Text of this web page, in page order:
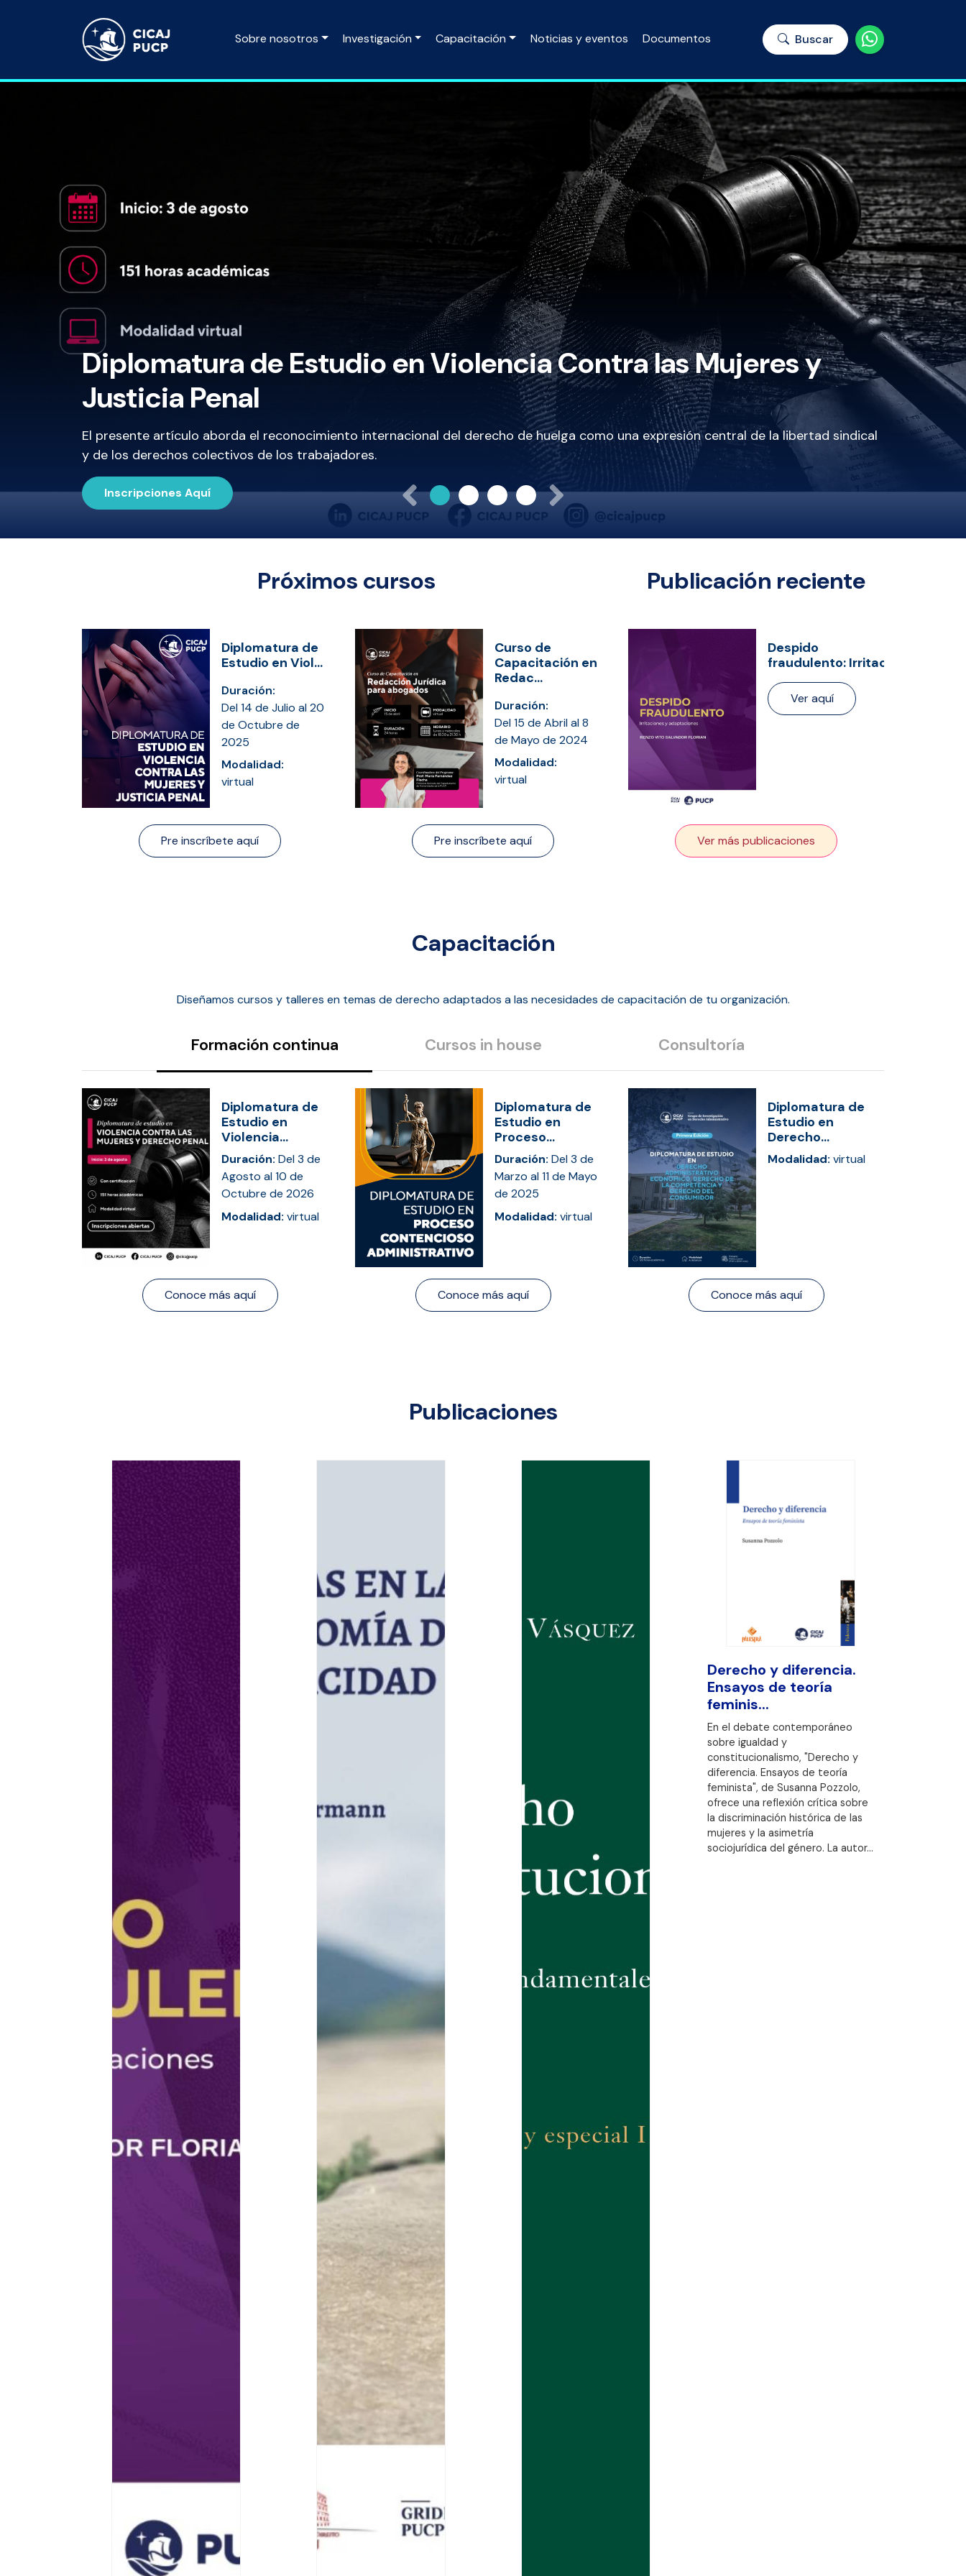
Sobre nosotros Investigación Capacitación Noticias y eventos Documentos Buscar
Diplomatura de Estudio en Violencia Contra las Mujeres y
Justicia Penal
El presente artículo aborda el reconocimiento internacional del derecho de huelga como una expresión central de la libertad sindical
y de los derechos colectivos de los trabajadores.
Inscripciones Aquí
Previous Next
Próximos cursos Publicación reciente
Diplomatura de
Estudio en Viol...
Duración:
Del 14 de Julio al 20
de Octubre de
2025
Modalidad:
virtual
Pre inscríbete aquí
Curso de
Capacitación en
Redac...
Duración:
Del 15 de Abril al 8
de Mayo de 2024
Modalidad:
virtual
Pre inscríbete aquí
Despido
fraudulento: Irritacio...
Ver aquí
Ver más publicaciones
Capacitación
Diseñamos cursos y talleres en temas de derecho adaptados a las necesidades de capacitación de tu organización.
Formación continua Cursos in house Consultoría
Diplomatura de
Estudio en
Violencia...
Duración: Del 3 de
Agosto al 10 de
Octubre de 2026
Modalidad: virtual
Conoce más aquí
Diplomatura de
Estudio en
Proceso...
Duración: Del 3 de
Marzo al 11 de Mayo
de 2025
Modalidad: virtual
Conoce más aquí
Diplomatura de
Estudio en
Derecho...
Modalidad: virtual
Conoce más aquí
Publicaciones
Derecho y diferencia.
Ensayos de teoría
feminis...
En el debate contemporáneo
sobre igualdad y
constitucionalismo, "Derecho y
diferencia. Ensayos de teoría
feminista", de Susanna Pozzolo,
ofrece una reflexión crítica sobre
la discriminación histórica de las
mujeres y la asimetría
sociojurídica del género. La autor...